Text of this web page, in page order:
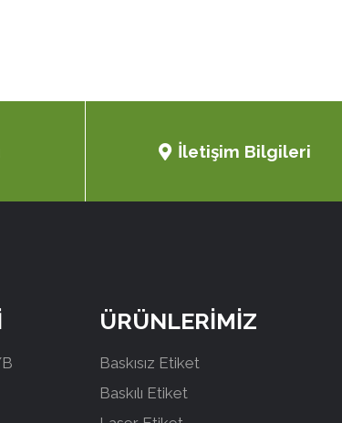
İletişim Bilgileri
ÜRÜNLERİMİZ
Baskısız Etiket
Baskılı Etiket